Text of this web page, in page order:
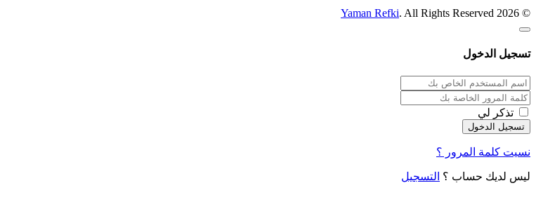
© 2026
Yaman Refki. All Rights Reserved
تسجيل الدخول
تذكر لي
نسيت كلمة المرور ؟
ليس لديك حساب ؟ التسجيل